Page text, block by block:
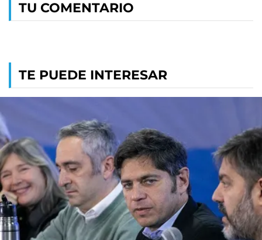
TU COMENTARIO
TE PUEDE INTERESAR